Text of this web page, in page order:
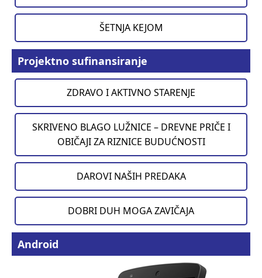
ŠETNJA KEJOM
Projektno sufinansiranje
ZDRAVO I AKTIVNO STARENJE
SKRIVENO BLAGO LUŽNICE – DREVNE PRIČE I
OBIČAJI ZA RIZNICE BUDUĆNOSTI
DAROVI NAŠIH PREDAKA
DOBRI DUH MOGA ZAVIČAJA
Android